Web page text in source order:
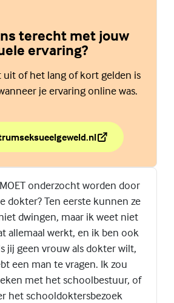
terecht met jouw
ervaring?
uit of het lang of kort gelden is
je ervaring online was.
terecht met jouw nare seksuele
onderzocht worden door
dokter? Ten eerste kunnen ze
dwingen, maar ik weet niet
allemaal werkt, en ik ben ook
jij geen vrouw als dokter wilt,
een man te vragen. Ik zou
met het schoolbestuur, of
het schooldoktersbezoek